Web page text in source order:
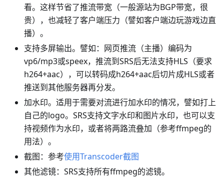
看。这样节省了推流带宽（一般源站为BGP带宽，很
贵），也减轻了客户端压力（譬如客户端边玩游戏边直
播）。
支持多屏输出。譬如：网页推流（主播）编码为
vp6/mp3或speex，推流到SRS后无法支持HLS（要求
h264+aac），可以转码成h264+aac后切片成HLS或者
推送到其他服务器再分发。
加水印。适用于需要对流进行加水印的情况，譬如打上
自己的logo。SRS支持文字水印和图片水印，也可以支
持视频作为水印，或者将两路流叠加（参考ffmpeg的
用法）。
截图：参考使用Transcoder截图
其他滤镜：SRS支持所有ffmpeg的滤镜。